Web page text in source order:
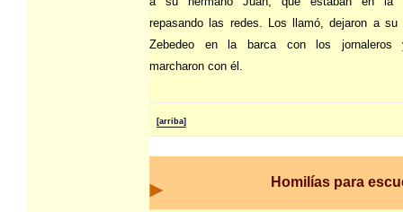
repasando las redes. Los llamó, dejaron a su
Zebedeo en la barca con los
marcharon con él.
[arriba]
Homilías para